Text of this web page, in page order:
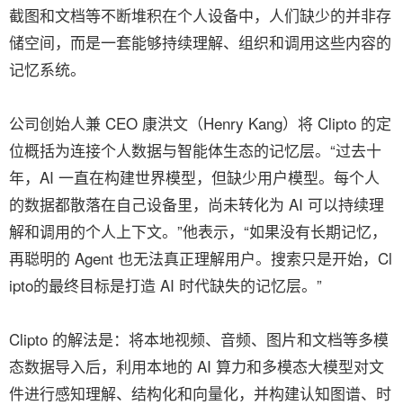
截图和文档等不断堆积在个人设备中，人们缺少的并非存
储空间，而是一套能够持续理解、组织和调用这些内容的
记忆系统。
公司创始人兼 CEO 康洪文（Henry Kang）将 Clipto 的定
位概括为连接个人数据与智能体生态的记忆层。“过去十
年，AI 一直在构建世界模型，但缺少用户模型。每个人
的数据都散落在自己设备里，尚未转化为 AI 可以持续理
解和调用的个人上下文。”他表示，“如果没有长期记忆，
再聪明的 Agent 也无法真正理解用户。搜索只是开始，Cl
ipto的最终目标是打造 AI 时代缺失的记忆层。”
Clipto 的解法是：将本地视频、音频、图片和文档等多模
态数据导入后，利用本地的 AI 算力和多模态大模型对文
件进行感知理解、结构化和向量化，并构建认知图谱、时